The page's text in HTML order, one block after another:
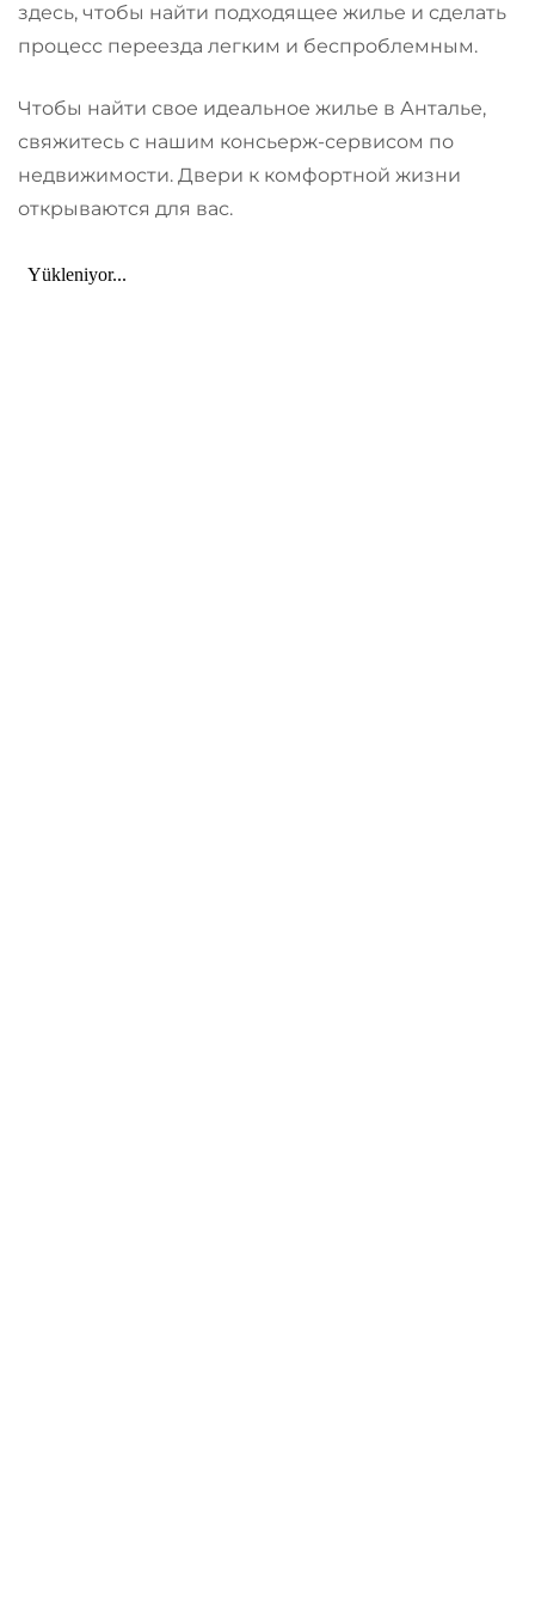
здесь, чтобы найти подходящее жилье и сделать
процесс переезда легким и беспроблемным.
Чтобы найти свое идеальное жилье в Анталье,
свяжитесь с нашим консьерж-сервисом по
недвижимости. Двери к комфортной жизни
открываются для вас.